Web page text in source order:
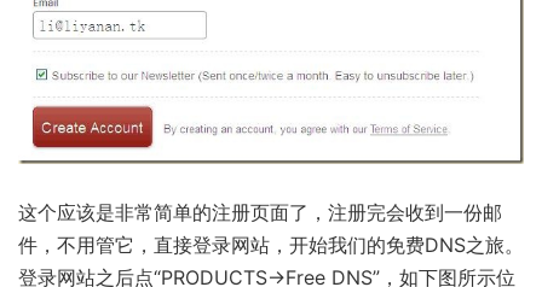
这个应该是非常简单的注册页面了，注册完会收到一份邮
件，不用管它，直接登录网站，开始我们的免费DNS之旅。
登录网站之后点“PRODUCTS->Free DNS”，如下图所示位